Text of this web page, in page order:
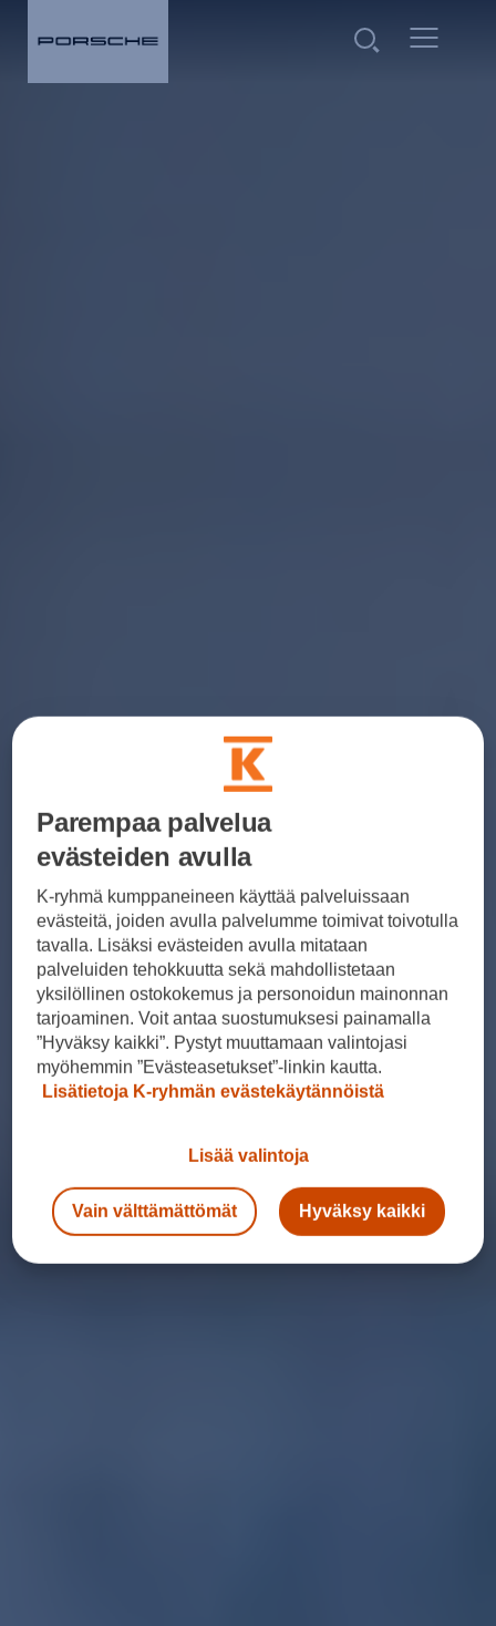
Parempaa palvelua
evästeiden avulla
K-ryhmä kumppaneineen käyttää palveluissaan
evästeitä, joiden avulla palvelumme toimivat toivotulla
tavalla. Lisäksi evästeiden avulla mitataan
palveluiden tehokkuutta sekä mahdollistetaan
yksilöllinen ostokokemus ja personoidun mainonnan
tarjoaminen. Voit antaa suostumuksesi painamalla
”Hyväksy kaikki”. Pystyt muuttamaan valintojasi
myöhemmin ”Evästeasetukset”-linkin kautta.
Lisätietoja K-ryhmän evästekäytännöistä
Lisää valintoja
Vain välttämättömät Hyväksy kaikki